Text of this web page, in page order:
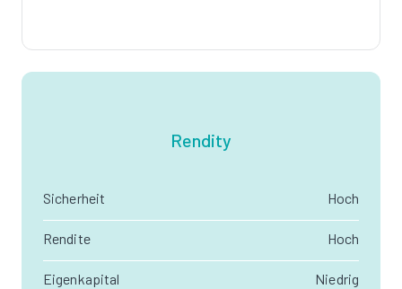
Rendity
Sicherheit Hoch
Rendite Hoch
Eigenkapital Niedrig